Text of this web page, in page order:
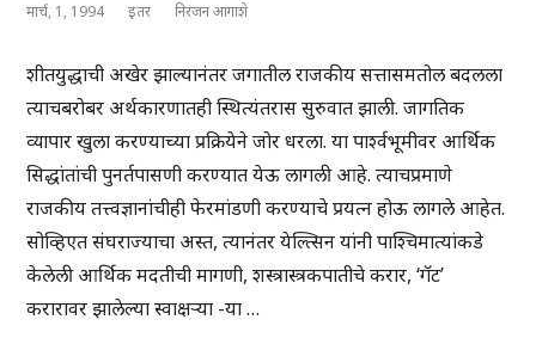
मार्च, 1, 1994 इतर निरंजन आगाशे
शीतयुद्धाची अखेर झाल्यानंतर जगातील राजकीय सत्तासमतोल बदलला
त्याचबरोबर अर्थकारणातही स्थित्यंतरास सुरुवात झाली. जागतिक
व्यापार खुला करण्याच्या प्रक्रियेने जोर धरला. या पार्श्वभूमीवर आर्थिक
सिद्धांतांची पुनर्तपासणी करण्यात येऊ लागली आहे. त्याचप्रमाणे
राजकीय तत्त्वज्ञानांचीही फेरमांडणी करण्याचे प्रयत्न होऊ लागले आहेत.
सोव्हिएत संघराज्याचा अस्त, त्यानंतर येल्त्सिन यांनी पाश्चिमात्यांकडे
केलेली आर्थिक मदतीची मागणी, शस्त्रास्त्रकपातीचे करार, ‘गॅट’
करारावर झालेल्या स्वाक्षऱ्या -या …